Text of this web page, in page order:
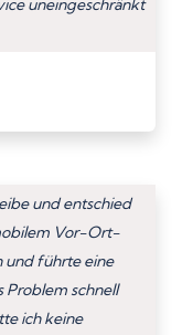
und entschied
Vor-Ort-
und führte eine
Problem schnell
ich keine